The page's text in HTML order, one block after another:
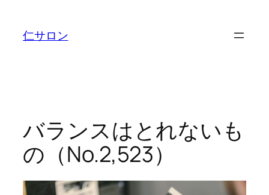
仁サロン
バランスはとれないも
の（No.2,523）